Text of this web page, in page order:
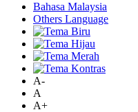
Bahasa Malaysia
Others Language
A-
A
A+